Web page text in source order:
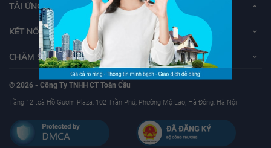
TẢI ỨNG DỤNG YOUHOMES
KẾT NỐI VỚI YOUHOMES
CHĂM SÓC KHÁCH HÀNG
© 2026 - Công Ty TNHH CT Toàn Cầu
Tầng 12 toà Hồ Gươm Plaza, 102 Trần Phú, Phường Mộ Lao, Hà Đông, Hà Nội